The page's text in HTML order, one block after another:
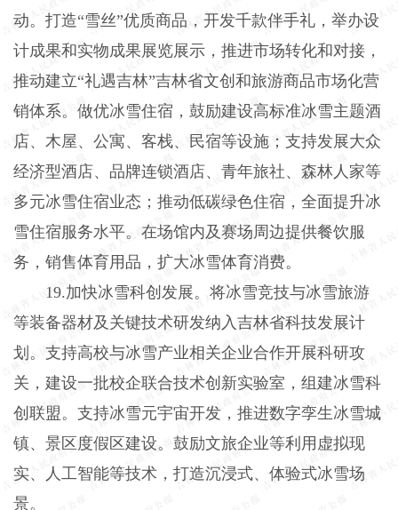
动。打造“雪丝”优质商品，开发千款伴手礼，举办设
计成果和实物成果展览展示，推进市场转化和对接，
推动建立“礼遇吉林”吉林省文创和旅游商品市场化营
销体系。做优冰雪住宿，鼓励建设高标准冰雪主题酒
店、木屋、公寓、客栈、民宿等设施；支持发展大众
经济型酒店、品牌连锁酒店、青年旅社、森林人家等
多元冰雪住宿业态；推动低碳绿色住宿，全面提升冰
雪住宿服务水平。在场馆内及赛场周边提供餐饮服
务，销售体育用品，扩大冰雪体育消费。
19.加快冰雪科创发展。将冰雪竞技与冰雪旅游
等装备器材及关键技术研发纳入吉林省科技发展计
划。支持高校与冰雪产业相关企业合作开展科研攻
关，建设一批校企联合技术创新实验室，组建冰雪科
创联盟。支持冰雪元宇宙开发，推进数字孪生冰雪城
镇、景区度假区建设。鼓励文旅企业等利用虚拟现
实、人工智能等技术，打造沉浸式、体验式冰雪场
景。